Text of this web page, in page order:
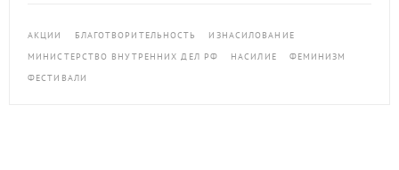
АКЦИИ БЛАГОТВОРИТЕЛЬНОСТЬ
ИЗНАСИЛОВАНИЕ
МИНИСТЕРСТВО ВНУТРЕННИХ ДЕЛ РФ
НАСИЛИЕ
ФЕМИНИЗМ
ФЕСТИВАЛИ